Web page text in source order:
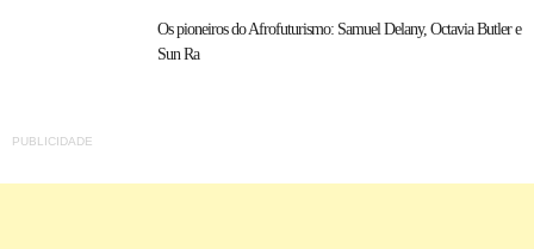
Os pioneiros do Afrofuturismo: Samuel Delany, Octavia Butler e
Sun Ra
PUBLICIDADE